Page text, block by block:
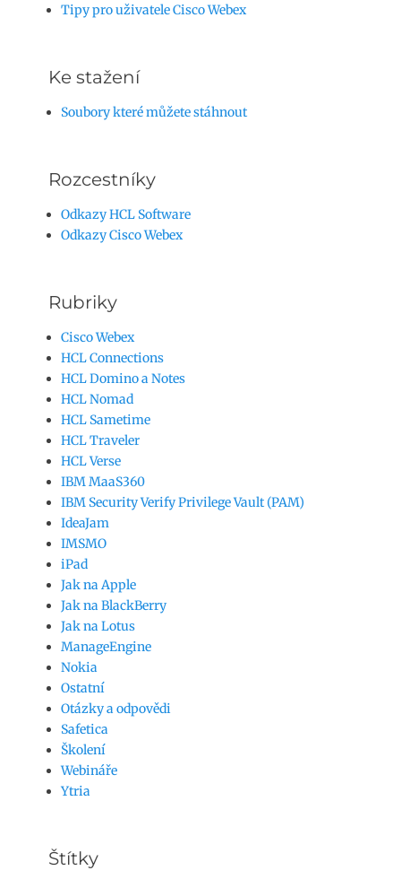
Tipy pro uživatele Cisco Webex
Ke stažení
Soubory které můžete stáhnout
Rozcestníky
Odkazy HCL Software
Odkazy Cisco Webex
Rubriky
Cisco Webex
HCL Connections
HCL Domino a Notes
HCL Nomad
HCL Sametime
HCL Traveler
HCL Verse
IBM MaaS360
IBM Security Verify Privilege Vault (PAM)
IdeaJam
IMSMO
iPad
Jak na Apple
Jak na BlackBerry
Jak na Lotus
ManageEngine
Nokia
Ostatní
Otázky a odpovědi
Safetica
Školení
Webináře
Ytria
Štítky